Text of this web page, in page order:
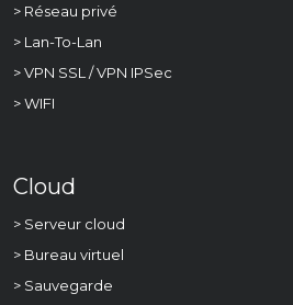
> Réseau privé
> Lan-To-Lan
> VPN SSL / VPN IPSec
> WIFI
Cloud
> Serveur cloud
> Bureau virtuel
> Sauvegarde